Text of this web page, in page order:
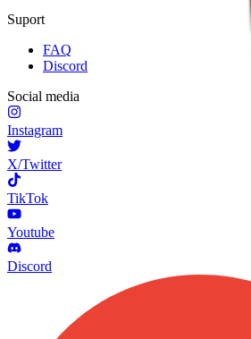
Suport
FAQ
Discord
Social media
Instagram
X/Twitter
TikTok
Youtube
Discord